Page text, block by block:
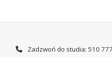
Zadzwoń do studia: 510